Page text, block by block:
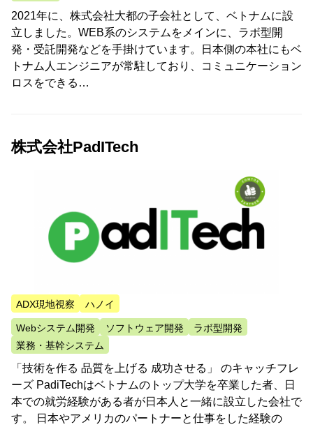
2021年に、株式会社大都の子会社として、ベトナムに設
立しました。WEB系のシステムをメインに、ラボ型開
発・受託開発などを手掛けています。日本側の本社にもベ
トナム人エンジニアが常駐しており、コミュニケーション
ロスをできる…
株式会社PadITech
ADX現地視察 ハノイ
Webシステム開発 ソフトウェア開発
ラボ型開発
業務・基幹システム
「技術を作る 品質を上げる 成功させる」 のキャッチフレ
ーズ PadiTechはベトナムのトップ大学を卒業した者、日
本での就労経験がある者が日本人と一緒に設立した会社で
す。 日本やアメリカのパートナーと仕事をした経験の